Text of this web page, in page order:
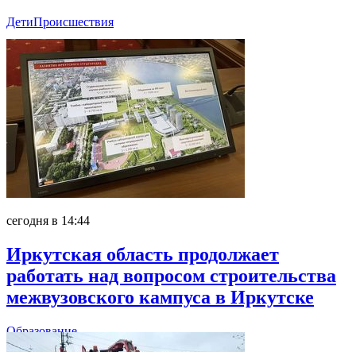
ДетиПроисшествия
сегодня в 14:44
Иркутская область продолжает
работать над вопросом строительства
межвузовского кампуса в Иркутске
Образование